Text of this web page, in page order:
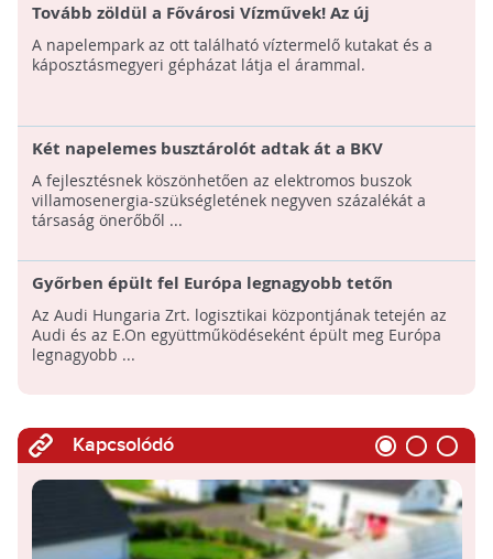
Tovább zöldül a Fővárosi Vízművek! Az új
napelemfarmmal 2000 kW energiatermelést
lehetővé tevő rendszer épül ki
A napelempark az ott található víztermelő kutakat és a
káposztásmegyeri gépházat látja el árammal.
Két napelemes busztárolót adtak át a BKV
kelenföldi buszgarázsában
A fejlesztésnek köszönhetően az elektromos buszok
villamosenergia-szükségletének negyven százalékát a
társaság önerőből ...
Győrben épült fel Európa legnagyobb tetőn
kialakított napelemfarmja!
Az Audi Hungaria Zrt. logisztikai központjának tetején az
Audi és az E.On együttműködéseként épült meg Európa
legnagyobb ...
Kapcsolódó